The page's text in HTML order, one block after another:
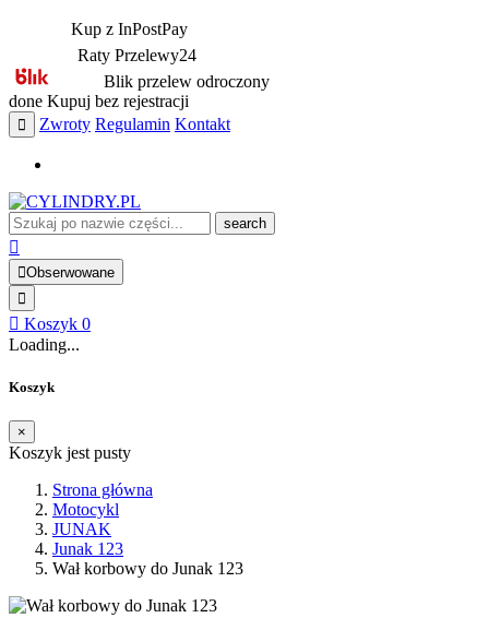
Kup z InPostPay
Raty Przelewy24
Blik przelew odroczony
done Kupuj bez rejestracji
Zwroty Regulamin Kontakt
search
Obserwowane
Koszyk 0
Loading...
Koszyk
×
Koszyk jest pusty
Strona główna
Motocykl
JUNAK
Junak 123
Wał korbowy do Junak 123